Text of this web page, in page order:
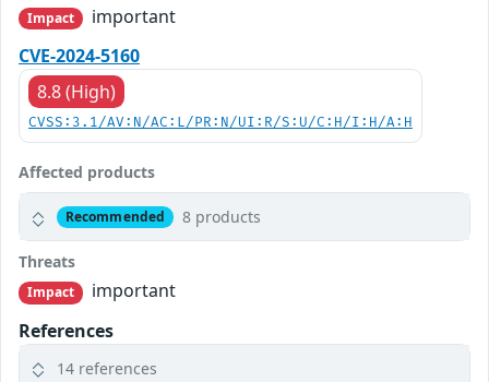
Impact
important
CVE-2024-5160
8.8 (High)
CVSS:3.1/AV:N/AC:L/PR:N/UI:R/S:U/C:H/I:H/A:H
Affected products
Recommended 8 products
Threats
Impact
important
References
14 references